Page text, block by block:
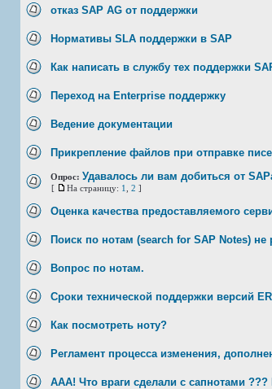
отказ SAP AG от поддержки
Нормативы SLA поддержки в SAP
Как написать в службу тех поддержки
Переход на Enterprise поддержку
Ведение документации
Прикрепление файлов при отправке
Опрос: Удавалось ли вам добиться от
[ На страницу: 1 2 ]
Оценка качества предоставляемого
Поиск по нотам (search for SAP Notes) не
Вопрос по нотам.
Сроки технической поддержки версий
Как посмотреть ноту?
Регламент процесса изменения,
ААА! Что враги сделали с сапнотами